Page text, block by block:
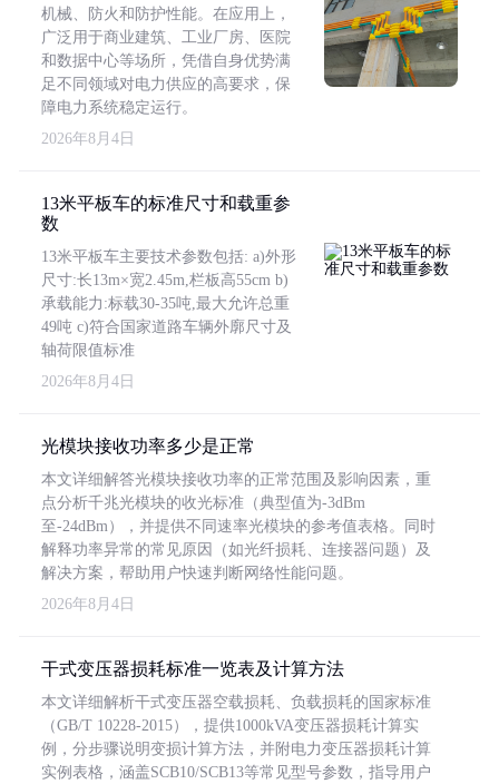
机械、防火和防护性能。在应用上，
广泛用于商业建筑、工业厂房、医院
和数据中心等场所，凭借自身优势满
足不同领域对电力供应的高要求，保
障电力系统稳定运行。
2026年8月4日
13米平板车的标准尺寸和载重参
数
13米平板车主要技术参数包括: a)外形
尺寸:长13m×宽2.45m,栏板高55cm b)
承载能力:标载30-35吨,最大允许总重
49吨 c)符合国家道路车辆外廓尺寸及
轴荷限值标准
2026年8月4日
光模块接收功率多少是正常
本文详细解答光模块接收功率的正常范围及影响因素，重
点分析千兆光模块的收光标准（典型值为-3dBm
至-24dBm），并提供不同速率光模块的参考值表格。同时
解释功率异常的常见原因（如光纤损耗、连接器问题）及
解决方案，帮助用户快速判断网络性能问题。
2026年8月4日
干式变压器损耗标准一览表及计算方法
本文详细解析干式变压器空载损耗、负载损耗的国家标准
（GB/T 10228-2015），提供1000kVA变压器损耗计算实
例，分步骤说明变损计算方法，并附电力变压器损耗计算
实例表格，涵盖SCB10/SCB13等常见型号参数，指导用户